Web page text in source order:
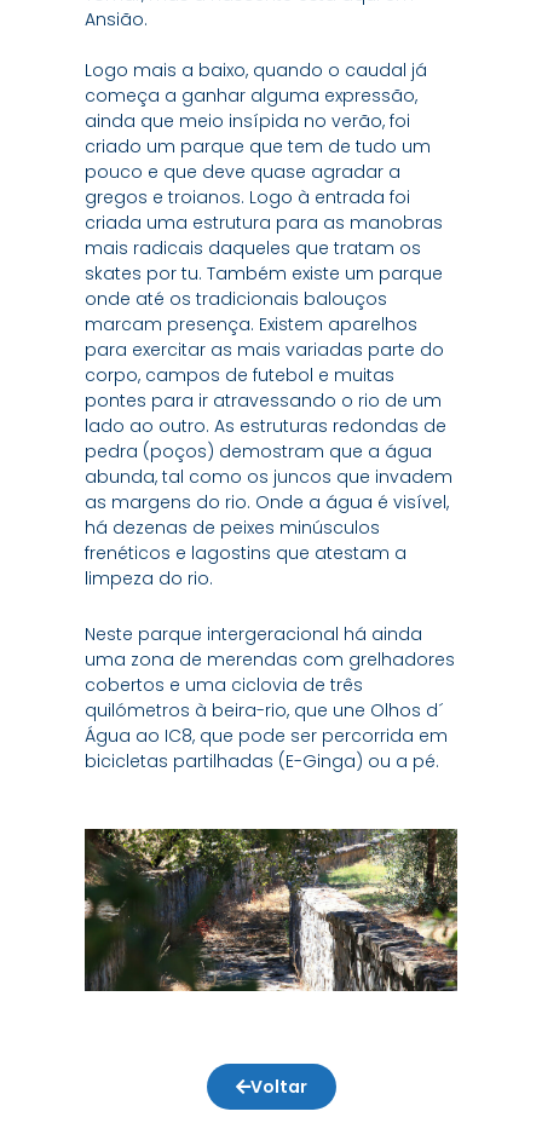
Ansião.
Logo mais a baixo, quando o caudal já
começa a ganhar alguma expressão,
ainda que meio insípida no verão, foi
criado um parque que tem de tudo um
pouco e que deve quase agradar a
gregos e troianos. Logo à entrada foi
criada uma estrutura para as manobras
mais radicais daqueles que tratam os
skates por tu. Também existe um parque
onde até os tradicionais balouços
marcam presença. Existem aparelhos
para exercitar as mais variadas parte do
corpo, campos de futebol e muitas
pontes para ir atravessando o rio de um
lado ao outro. As estruturas redondas de
pedra (poços) demostram que a água
abunda, tal como os juncos que invadem
as margens do rio. Onde a água é visível,
há dezenas de peixes minúsculos
frenéticos e lagostins que atestam a
limpeza do rio.
Neste parque intergeracional há ainda
uma zona de merendas com grelhadores
cobertos e uma ciclovia de três
quilómetros à beira-rio, que une Olhos d´
Água ao IC8, que pode ser percorrida em
bicicletas partilhadas (E-Ginga) ou a pé.
Voltar